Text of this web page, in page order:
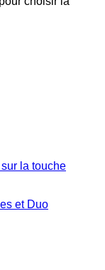
la touche
et Duo